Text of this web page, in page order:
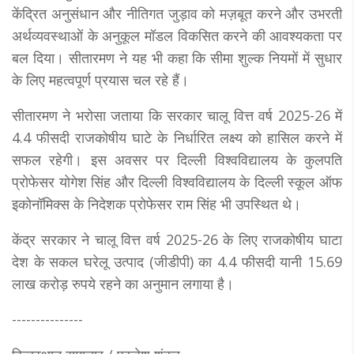
केंद्रित अनुसंधान और नीतिगत जुड़ाव को मज़बूत करने और उभरती
अर्थव्यवस्थाओं के अनुकूल मॉडल विकसित करने की आवश्यकता पर
बल दिया। सीतारमण ने यह भी कहा कि सीमा शुल्क नियमों में सुधार
के लिए महत्वपूर्ण प्रयास चल रहे हैं।
सीतारमण ने भरोसा जताया कि सरकार चालू वित्त वर्ष 2025-26 में
4.4 फीसदी राजकोषीय घाटे के निर्धारित लक्ष्य को हासिल करने में
सफल रहेगी। इस अवसर पर दिल्ली विश्वविद्यालय के कुलपति
प्रोफेसर योगेश सिंह और दिल्ली विश्वविद्यालय के दिल्ली स्कूल ऑफ
इकोनॉमिक्स के निदेशक प्रोफेसर राम सिंह भी उपस्थित थे।
केंद्र सरकार ने चालू वित्त वर्ष 2025-26 के लिए राजकोषीय घाटा
देश के सकल घरेलू उत्पाद (जीडीपी) का 4.4 फीसदी यानी 15.69
लाख करोड़ रुपये रहने का अनुमान लगाया है।
---------------